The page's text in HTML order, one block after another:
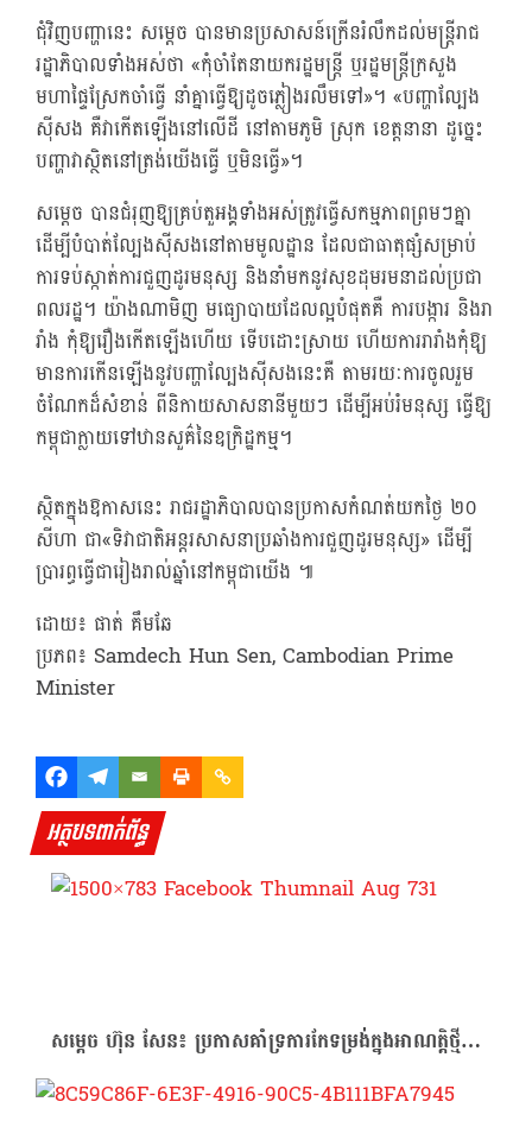
ជុំវិញបញ្ហានេះ សម្ដេច បានមានប្រសាសន៍ក្រើនរំលឹកដល់មន្ត្រីរាជ
រដ្ឋាភិបាលទាំងអស់​ថា «កុំចាំតែនាយករដ្ឋមន្ត្រី ឬរដ្ឋមន្ត្រីក្រសួង
មហាផ្ទៃស្រែកចាំធ្វើ នាំគ្នាធ្វើឱ្យដូចភ្លៀងរលឹមទៅ»។ «បញ្ហាល្បែង
ស៊ីសង គឺវាកើតឡើងនៅលើដី នៅតាមភូមិ ស្រុក ខេត្តនានា ដូច្នេះ
បញ្ហាវាស្ថិតនៅត្រង់យើងធ្វើ ឬមិនធ្វើ»។
សម្ដេច បានជំរុញឱ្យគ្រប់តួអង្គទាំងអស់ត្រូវធ្វើសកម្មភាពព្រមៗគ្នា
ដើម្បីបំបាត់ល្បែងស៊ីសងនៅតាមមូលដ្ឋាន ដែលជាធាតុផ្សំសម្រាប់
ការទប់ស្កាត់ការជួញដូរមនុស្ស និងនាំមកនូវសុខដុមរមនាដល់ប្រជា
ពលរដ្ឋ។ យ៉ាងណាមិញ មធ្យោបាយដែលល្អបំផុតគឺ ការបង្ការ និងរា
រាំង កុំឱ្យរឿងកើតឡើងហើយ ទើបដោះស្រាយ ហើយការរារាំងកុំឱ្យ
មានការកើនឡើងនូវបញ្ហាល្បែងស៊ីសងនេះគឺ តាមរយៈការចូលរួម
ចំណែកដ៏សំខាន់ ពីនិកាយសាសនានីមួយៗ ដើម្បីអប់រំមនុស្ស ធ្វើឱ្យ
កម្ពុជាក្លាយទៅឋានសួគ៌នៃឧក្រិដ្ឋកម្ម។
ស្ថិតក្នុងឱកាសនេះ រាជរដ្ឋាភិបាលបានប្រកាសកំណត់យកថ្ងៃ ២០
សីហា ជា«ទិវាជាតិអន្តរសាសនាប្រឆាំងការជួញដូរមនុស្ស» ដើម្បី
ប្រារព្ធធ្វើជារៀងរាល់ឆ្នាំនៅកម្ពុជាយើង ៕
ដោយ៖ ផាត់ គឹមឆែ
ប្រភព៖ Samdech Hun Sen, Cambodian Prime
Minister
អត្ថបទពាក់ព័ន្ធ
សម្ដេច ហ៊ុន សែន៖ ប្រកាសគាំទ្រការកែទម្រង់ក្នុងអាណត្តិថ្មី…